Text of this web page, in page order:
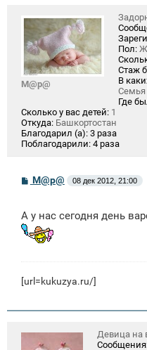
М@р@
Пол:
Стаж
В
Семья
Где
Сколько у вас детей: 1
Откуда: Башкортостан
Благодарил (а): 3 раза
Поблагодарили: 4 раза
С
о
щ
н
М@р@ 08 дек 2012, 21:00
А у нас сегодня день
[url=kukuzya.ru/]
Девица на